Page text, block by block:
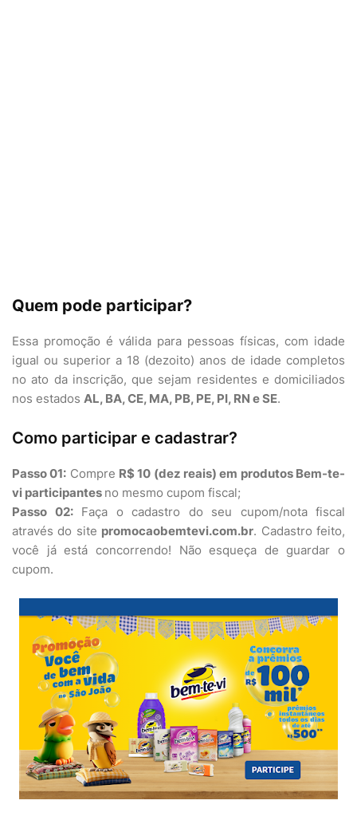
Quem pode participar?
Essa promoção é válida para pessoas físicas, com idade
igual ou superior a 18 (dezoito) anos de idade completos
no ato da inscrição, que sejam residentes e domiciliados
nos estados AL, BA, CE, MA, PB, PE, PI, RN e SE.
Como participar e cadastrar?
Passo 01: Compre R$ 10 (dez reais) em produtos Bem-te-
vi participantes no mesmo cupom fiscal;
Passo 02:Faça o cadastro do seu cupom/nota fiscal
através do site promocaobemtevi.com.br. Cadastro feito,
você já está concorrendo! Não esqueça de guardar o
cupom.